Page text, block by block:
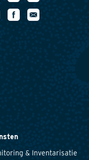
& Inventarisatie